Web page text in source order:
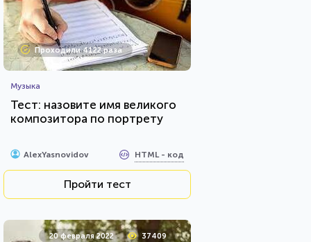
Проходили 4122 раза
Музыка
Тест: назовите имя великого
композитора по портрету
AlexYasnovidov HTML - код
Пройти тест
20 февраля 2022 37409